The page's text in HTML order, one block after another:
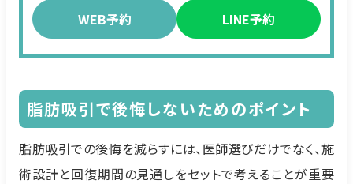
WEB予約 LINE予約
脂肪吸引で後悔しないためのポイント
脂肪吸引での後悔を減らすには、医師選びだけでなく、施
術設計と回復期間の見通しをセットで考えることが重要